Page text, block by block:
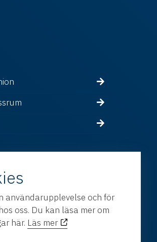
användarupplevelse och för
oss. Du kan läsa mer om
här. Läs mer